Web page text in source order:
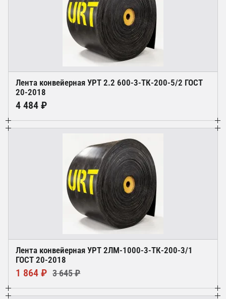
Лента конвейерная УРТ 2.2 600-3-ТК-200-5/2 ГОСТ
20-2018
4 484 ₽
Лента конвейерная УРТ 2ЛМ-1000-3-ТК-200-3/1
ГОСТ 20-2018
1 864 ₽ 3 645 ₽